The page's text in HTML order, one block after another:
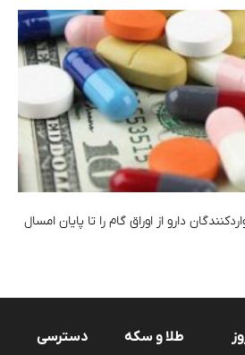
دارو از اوراق گام را تا پایان امسال
طلا و سکه
دسترسی